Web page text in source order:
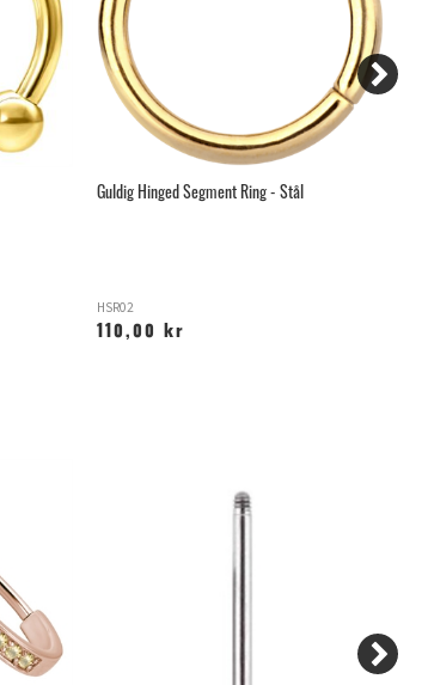
Guldig Hinged Segment Ring - Stål
HSR02
110,00 kr